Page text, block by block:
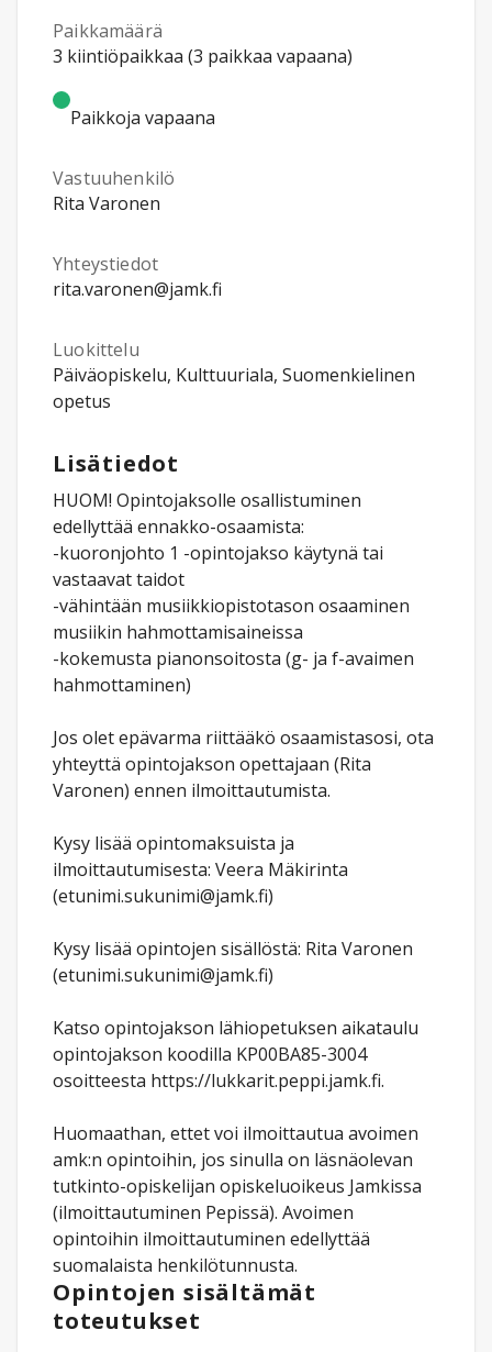
Paikkamäärä
3 kiintiöpaikkaa (3 paikkaa vapaana)
Paikkoja vapaana
Vastuuhenkilö
Rita Varonen
Yhteystiedot
rita.varonen@jamk.fi
Luokittelu
Päiväopiskelu, Kulttuuriala, Suomenkielinen
opetus
Lisätiedot
HUOM! Opintojaksolle osallistuminen
edellyttää ennakko-osaamista:
-kuoronjohto 1 -opintojakso käytynä tai
vastaavat taidot
-vähintään musiikkiopistotason osaaminen
musiikin hahmottamisaineissa
-kokemusta pianonsoitosta (g- ja f-avaimen
hahmottaminen)
Jos olet epävarma riittääkö osaamistasosi, ota
yhteyttä opintojakson opettajaan (Rita
Varonen) ennen ilmoittautumista.
Kysy lisää opintomaksuista ja
ilmoittautumisesta: Veera Mäkirinta
(etunimi.sukunimi@jamk.fi)
Kysy lisää opintojen sisällöstä: Rita Varonen
(etunimi.sukunimi@jamk.fi)
Katso opintojakson lähiopetuksen aikataulu
opintojakson koodilla KP00BA85-3004
osoitteesta https://lukkarit.peppi.jamk.fi.
Huomaathan, ettet voi ilmoittautua avoimen
amk:n opintoihin, jos sinulla on läsnäolevan
tutkinto-opiskelijan opiskeluoikeus Jamkissa
(ilmoittautuminen Pepissä). Avoimen
opintoihin ilmoittautuminen edellyttää
suomalaista henkilötunnusta.
Opintojen sisältämät
toteutukset